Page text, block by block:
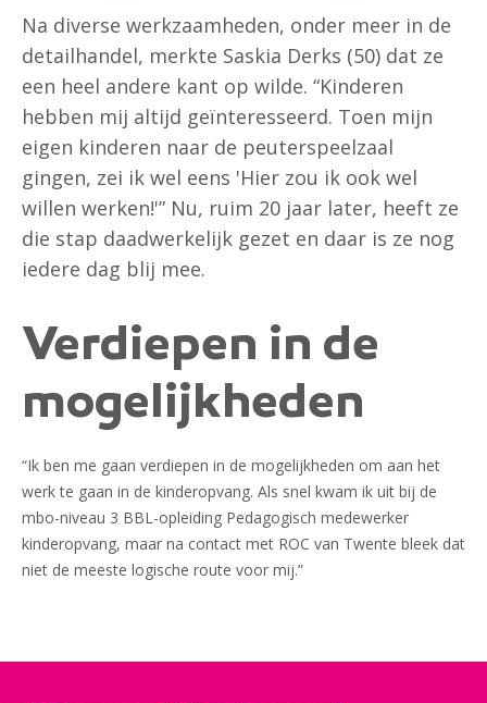
Na diverse werkzaamheden, onder meer in de
detailhandel, merkte Saskia Derks (50) dat ze
een heel andere kant op wilde. “Kinderen
hebben mij altijd geïnteresseerd. Toen mijn
eigen kinderen naar de peuterspeelzaal
gingen, zei ik wel eens 'Hier zou ik ook wel
willen werken!'” Nu, ruim 20 jaar later, heeft ze
die stap daadwerkelijk gezet en daar is ze nog
iedere dag blij mee.
Verdiepen in de
mogelijkheden
“Ik ben me gaan verdiepen in de mogelijkheden om aan het
werk te gaan in de kinderopvang. Als snel kwam ik uit bij de
mbo-niveau 3 BBL-opleiding Pedagogisch medewerker
kinderopvang, maar na contact met ROC van Twente bleek dat
niet de meeste logische route voor mij.”